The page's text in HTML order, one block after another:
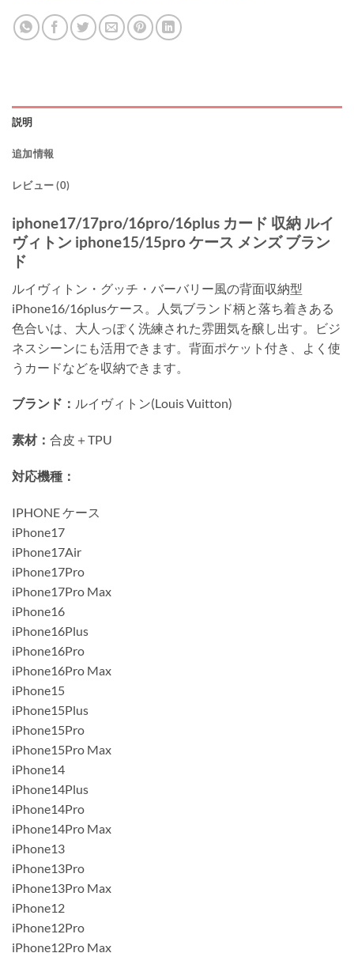
説明
追加情報
レビュー (0)
iphone17/17pro/16pro/16plus カード 収納 ルイ
ヴィトン iphone15/15pro ケース メンズ ブラン
ド
ルイヴィトン・グッチ・バーバリー風の背面収納型
iPhone16/16plusケース。人気ブランド柄と落ち着きある
色合いは、大人っぽく洗練された雰囲気を醸し出す。ビジ
ネスシーンにも活用できます。背面ポケット付き、よく使
うカードなどを収納できます。
ブランド： ルイヴィトン(Louis Vuitton)
素材： 合皮＋TPU
対応機種：
IPHONE ケース
iPhone17
iPhone17Air
iPhone17Pro
iPhone17Pro Max
iPhone16
iPhone16Plus
iPhone16Pro
iPhone16Pro Max
iPhone15
iPhone15Plus
iPhone15Pro
iPhone15Pro Max
iPhone14
iPhone14Plus
iPhone14Pro
iPhone14Pro Max
iPhone13
iPhone13Pro
iPhone13Pro Max
iPhone12
iPhone12Pro
iPhone12Pro Max